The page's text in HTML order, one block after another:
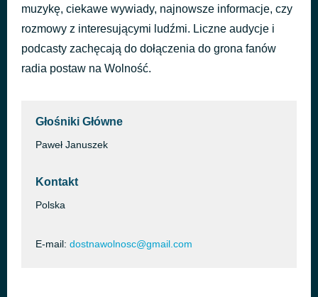
muzykę, ciekawe wywiady, najnowsze informacje, czy
rozmowy z interesującymi ludźmi. Liczne audycje i
podcasty zachęcają do dołączenia do grona fanów
radia postaw na Wolność.
Głośniki Główne
Paweł Januszek
Kontakt
Polska
E-mail: dostnawolnosc@gmail.com